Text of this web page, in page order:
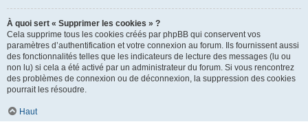
À quoi sert « Supprimer les cookies » ?
Cela supprime tous les cookies créés par phpBB qui conservent vos
paramètres d’authentification et votre connexion au forum. Ils fournissent aussi
des fonctionnalités telles que les indicateurs de lecture des messages (lu ou
non lu) si cela a été activé par un administrateur du forum. Si vous rencontrez
des problèmes de connexion ou de déconnexion, la suppression des cookies
pourrait les résoudre.
Haut